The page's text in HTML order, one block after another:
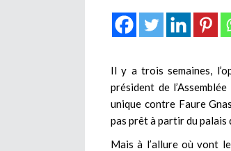
Il y a trois semaines,
président de
unique contre Faure
pas prêt à partir du palais
Mais à l’allure où vont